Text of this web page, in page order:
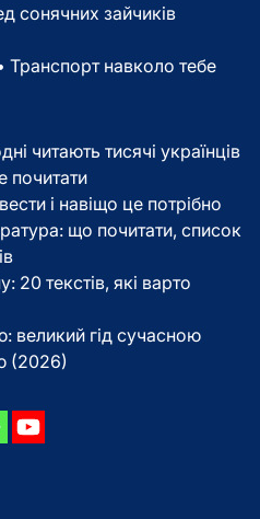
сонячних зайчиків
навколо тебе
читають тисячі українців
почитати
і навіщо це потрібно
що почитати, список
20 текстів, які варто
великий гід сучасною
(2026)